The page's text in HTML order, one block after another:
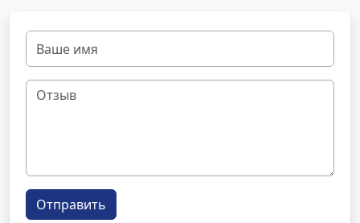
Отправить